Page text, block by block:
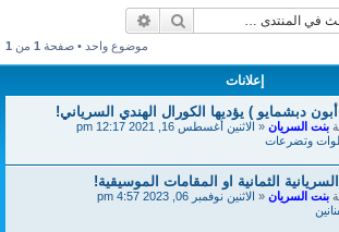
بحث
موضوع واحد • صفحة 1 من 1
إعلانات
( أبون دبشمايو ) يؤديها الكورال الهندي السرياني!
بنت السريان « الاثنين أغسطس 16, 2021 12:17 pm
وتضرعات
الثمانية او المقامات الموسيقية!
بنت السريان « الاثنين نوفمبر 06, 2023 4:57 pm